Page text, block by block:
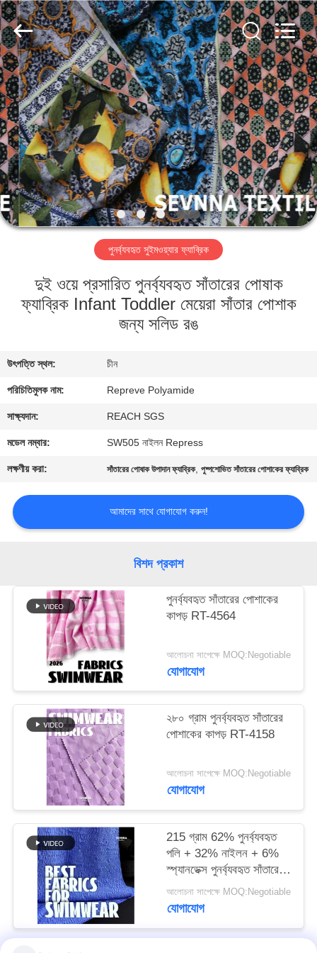
বাড়ি
পণ্য
VR
প্রদর্শন
আমাদের
কারখানা
মান
নিয়ন্ত্রণ
যোগাযোগ
করুন
খবর
সাইট
PRIVACY
POLICY
2026
SEVNNA
TEXTILE.
All
Rights
Reserved.
পুনর্ব্যবহৃত সুইমওয়্যার ফ্যাব্রিক
দুই ওয়ে প্রসারিত পুনর্ব্যবহৃত সাঁতারের পোষাক
ফ্যাব্রিক Infant Toddler মেয়েরা সাঁতার পোশাক
জন্য সলিড রঙ
উৎপত্তি স্থল: চীন
পরিচিতিমুলক নাম: Repreve Polyamide
সাক্ষ্যদান: REACH SGS
মডেল নম্বার: SW505 নাইলন Repress
লক্ষণীয় করা: সাঁতারের পোষাক উপাদান ফ্যাব্রিক,পুষ্পশোভিত সাঁতারের পোশাকের ফ্যাব্রিক
আমাদের সাথে যোগাযোগ করুন!
বিশদ প্রকাশ
পুনর্ব্যবহৃত সাঁতারের পোশাকের
কাপড় RT-4564
আলোচনা সাপেক্ষে MOQ:Negotiable
যোগাযোগ
২৮০ গ্রাম পুনর্ব্যবহৃত সাঁতারের
পোশাকের কাপড় RT-4158
আলোচনা সাপেক্ষে MOQ:Negotiable
যোগাযোগ
215 গ্রাম 62% পুনর্ব্যবহৃত
পলি + 32% নাইলন + 6%
স্প্যানডেক্স পুনর্ব্যবহৃত সাঁতারের
পোশাক কাপড় RT-4646
আলোচনা সাপেক্ষে MOQ:Negotiable
যোগাযোগ